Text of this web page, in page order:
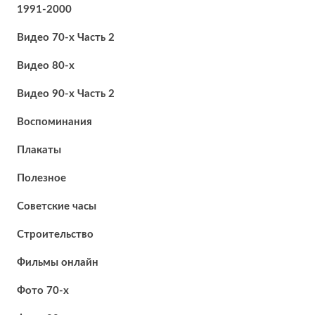
1991-2000
Видео 70-х Часть 2
Видео 80-х
Видео 90-х Часть 2
Воспоминания
Плакаты
Полезное
Советские часы
Строительство
Фильмы онлайн
Фото 70-х